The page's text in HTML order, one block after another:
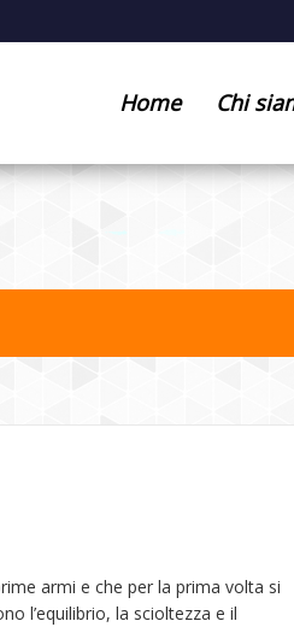
Home Chi
armi e che per la prima volta si
l’equilibrio, la scioltezza e il